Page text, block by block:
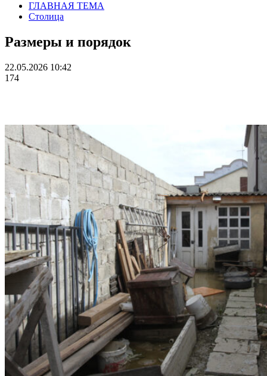
ГЛАВНАЯ ТЕМА
Столица
Размеры и порядок
22.05.2026 10:42
174